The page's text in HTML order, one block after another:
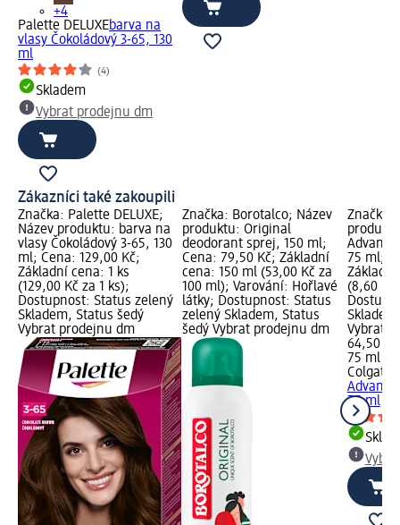
+4
Palette DELUXEbarva na
vlasy Čokoládový 3-65, 130
ml
(4)
Skladem
Vybrat prodejnu dm
Zákazníci také zakoupili
Značka: Palette DELUXE;
Název produktu: barva na
vlasy Čokoládový 3-65, 130
ml; Cena: 129,00 Kč;
Základní cena: 1 ks
(129,00 Kč za 1 ks);
Dostupnost: Status zelený
Skladem, Status šedý
Vybrat prodejnu dm
Značka: Borotalco; Název
produktu: Original
deodorant sprej, 150 ml;
Cena: 79,50 Kč; Základní
cena: 150 ml (53,00 Kč za
100 ml); Varování: Hořlavé
látky; Dostupnost: Status
zelený Skladem, Status
šedý Vybrat prodejnu dm
Značka:
75 ml;
(8,60 Kč
Vybrat
64,50 Kč
75 ml
Colgate
75 ml